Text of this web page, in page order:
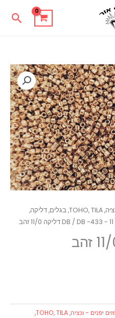
חרוזים יפנים - ונציה, TOHO, TILA, בגלים, דליקה,
/ DB -433 דליקה 11/0 זהב
חרוזים יפנים - ונציה, TOHO, TILA,